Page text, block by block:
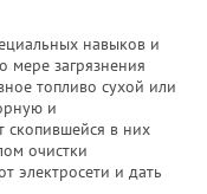
навыков и
мере загрязнения
топливо сухой или
и
скопившейся в них
очистки
электросети и дать